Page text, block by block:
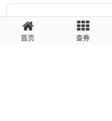
回复需填写必要信息
首页 查券